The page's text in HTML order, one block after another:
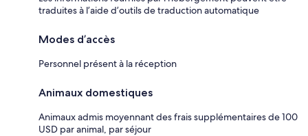
traduites à l’aide d’outils de traduction automatique
Modes d’accès
Personnel présent à la réception
Animaux domestiques
Animaux admis moyennant des frais supplémentaires de 100
USD par animal, par séjour